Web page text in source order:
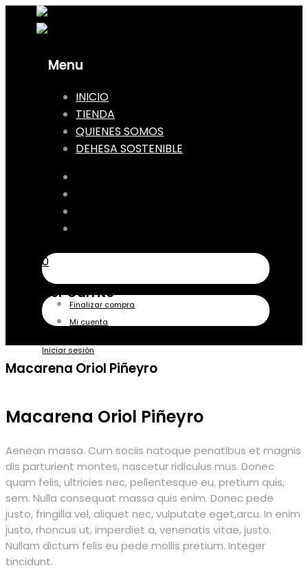
Menu
Skip
content
INICIO
TIENDA
QUIENES SOMOS
DEHESA SOSTENIBLE
0
Ver Carrito
Finalizar compra
Mi cuenta
Iniciar sesión
Macarena Oriol Piñeyro
Macarena Oriol Piñeyro
Aenean massa. Cum sociis natoque penatibus et magnis
dis parturient montes, nascetur ridiculus mus. Donec
quam felis, ultricies nec, pellentesque eu, pretium quis,
sem. Nulla consequat massa quis enim. Donec pede
justo, fringilla vel, aliquet nec, vulputate eget,arcu. In enim
justo, rhoncus ut, imperdiet a, venenatis vitae, justo.
Nullam dictum felis eu pede mollis pretium. Integer
tincidunt.